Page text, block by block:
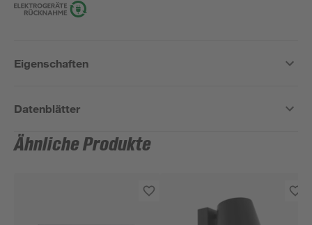
Eigenschaften
Datenblätter
Ähnliche Produkte